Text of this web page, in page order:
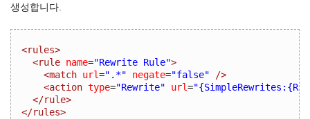
생성합니다.
<rules>
<rule name="Rewrite Rule">
<match url=".*" negate="false"
/>
<action type="Rewrite" url=
</rule>
</rules>